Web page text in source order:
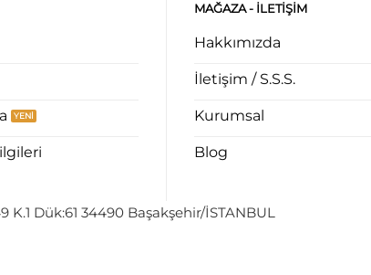
MAĞAZA - ILETIŞIM
Hakkımızda
İletişim / S.S.S.
Kurumsal
Blog
Dük:61 34490 Başakşehir/İSTANBUL